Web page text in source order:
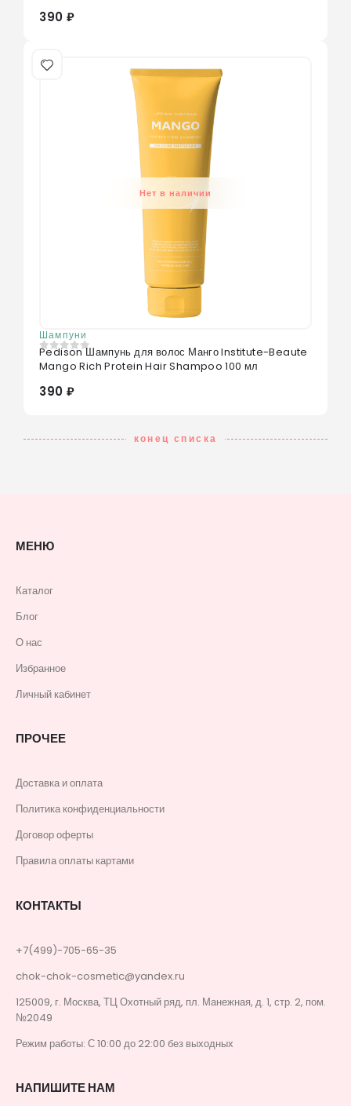
390 ₽
Нет в наличии
Шампуни
0 из 5
Pedison Шампунь для волос Манго Institute-Beaute
Mango Rich Protein Hair Shampoo 100 мл
390 ₽
конец списка
МЕНЮ
Каталог
Блог
О нас
Избранное
Личный кабинет
ПРОЧЕЕ
Доставка и оплата
Политика конфиденциальности
Договор оферты
Правила оплаты картами
КОНТАКТЫ
+7(499)-705-65-35
chok-chok-cosmetic@yandex.ru
125009, г. Москва, ТЦ Охотный ряд, пл. Манежная, д. 1, стр. 2, пом.
№2049
Режим работы: С 10:00 до 22:00 без выходных
НАПИШИТЕ НАМ